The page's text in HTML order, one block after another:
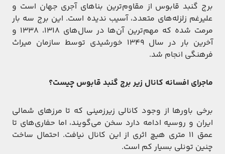
برج گنبد قابوس از مقاوم‌ترین بناهای آجری جهان است و
علیرغم زلزله‌های متعدد، آسیب ندیده است. این برج سه بار
مرمت شده که مهم‌ترین آن‌ها در سال‌های ۱۳۱۸، ۱۳۳۸ و
آخرین بار در سال ۱۳۴۹ خورشیدی توسط سازمان میراث
فرهنگی انجام شد.
ماجرای افسانه کانال زیر برج گنبد قابوس چیست؟
برخی باورها از وجود کانالی زیرزمینی که تا مرزهای شمالی
ایران و روسیه ادامه دارد سخن می‌گویند، اما حفاری‌های تا
عمق ۱۱ متری هیچ اثری از این کانال نیافت. احتمال ساخت
چنین تونلی بسیار کم است.